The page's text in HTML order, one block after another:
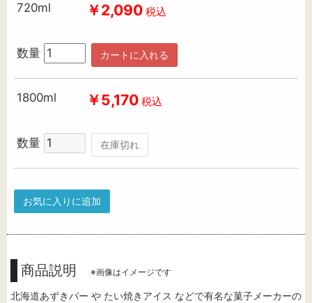
720ml ￥2,090 税込
数量 カートに入れる
1800ml ￥5,170 税込
数量 在庫切れ
お気に入りに追加
商品説明 ※画像はイメージです
北海道あずきバー や たい焼きアイス などで有名な菓子メーカーの